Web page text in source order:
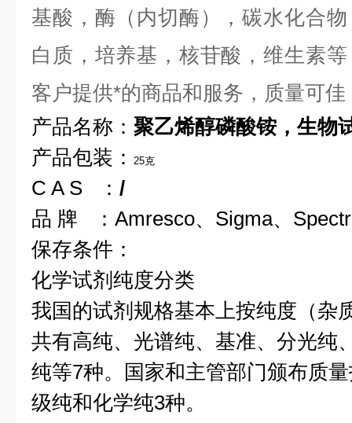
基酸，酶（内切酶），碳水化合
白质，培养基，核苷酸，维生素
客户提供*的商品和服务，质量可
产品名称： 聚乙烯醇磷酸铵，生物
产品包装：
25克
C A S ： /
品 牌 ：Amresco、Sigma、
保存条件：
化学试剂纯度分类
我国的试剂规格基本上按纯度（杂
共有高纯、光谱纯、基准、分光纯
纯等7种。国家和主管部门颁布质
级纯和化学纯3种。